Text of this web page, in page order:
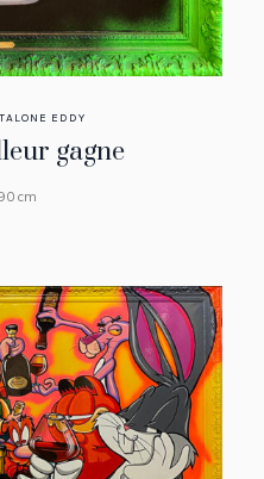
EDDY
gagne
cm